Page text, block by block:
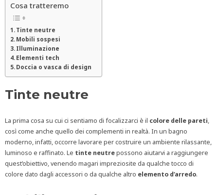
Cosa tratteremo
Tinte neutre
Mobili sospesi
Illuminazione
Elementi tech
Doccia o vasca di design
Tinte neutre
La prima cosa su cui ci sentiamo di focalizzarci è il colore delle pareti,
così come anche quello dei complementi in realtà. In un bagno
moderno, infatti, occorre lavorare per costruire un ambiente rilassante,
luminoso e raffinato. Le tinte neutrepossono aiutarvi a raggiungere
quest’obiettivo, venendo magari impreziosite da qualche tocco di
colore dato dagli accessori o da qualche altro elemento d’arredo.